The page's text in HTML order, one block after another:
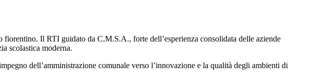
Il RTI guidato da C.M.S.A., forte dell’esperienza consolidata delle aziende
scolastica moderna.
dell’amministrazione comunale verso l’innovazione e la qualità degli ambienti di